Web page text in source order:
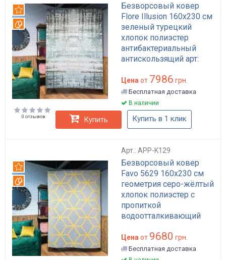
Безворсовый ковер
Flore Illusion 160x230 см
зеленый турецкий
хлопок полиэстер
антибактериальный
антискользящий арт:
Рекомендуем
Вотерпруф
Цена от 7986 грн.
Бесплатная доставка
В наличии
0 отзывов Купить Купить в 1 клик
Арт.: APP-K129
Безворсовый ковер
Favo 5629 160x230 см
геометрия серо-жёлтый
хлопок полиэстер с
пропиткой
водоотталкивающий
K129
Рекомендуем
Вотерпруф
Цена от 9680 грн.
Бесплатная доставка